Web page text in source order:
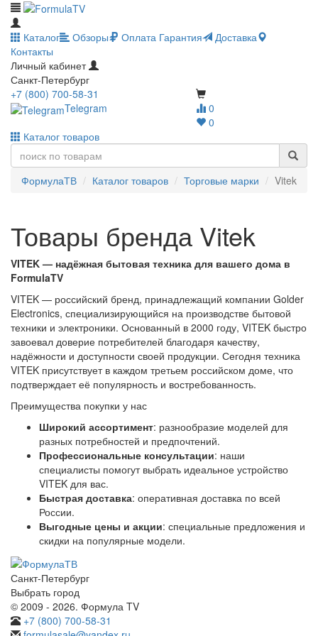
Каталог Обзоры Оплата Гарантия
Доставка
Контакты
Личный кабинет
Санкт-Петербург
0
0
+7 (800) 700-58-31
Telegram
Каталог товаров
ФормулаТВ Каталог товаров Торговые марки Vitek
Товары бренда Vitek
VITEK — надёжная бытовая техника для вашего дома в
FormulaTV
VITEK — российский бренд, принадлежащий компании Golder
Electronics, специализирующийся на производстве бытовой
техники и электроники. Основанный в 2000 году, VITEK быстро
завоевал доверие потребителей благодаря качеству,
надёжности и доступности своей продукции. Сегодня техника
VITEK присутствует в каждом третьем российском доме, что
подтверждает её популярность и востребованность.
Преимущества покупки у нас
Широкий ассортимент: разнообразие моделей для
разных потребностей и предпочтений.
Профессиональные консультации: наши
специалисты помогут выбрать идеальное устройство
VITEK для вас.
Быстрая доставка: оперативная доставка по всей
России.
Выгодные цены и акции: специальные предложения и
скидки на популярные модели.
Санкт-Петербург
Выбрать город
© 2009 - 2026. Формула TV
+7 (800) 700-58-31